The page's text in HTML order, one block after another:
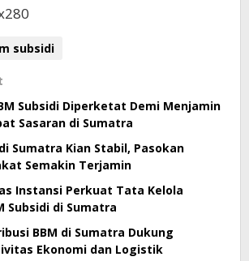
subsidi
Subsidi Diperketat Demi Menjamin
Sasaran di Sumatra
Sumatra Kian Stabil, Pasokan
Semakin Terjamin
Instansi Perkuat Tata Kelola
Subsidi di Sumatra
BBM di Sumatra Dukung
Ekonomi dan Logistik